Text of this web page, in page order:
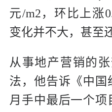
元/m2，环比上涨
变化并不大，甚至
从事地产营销的
法，他告诉《中国
月手中最后一个项